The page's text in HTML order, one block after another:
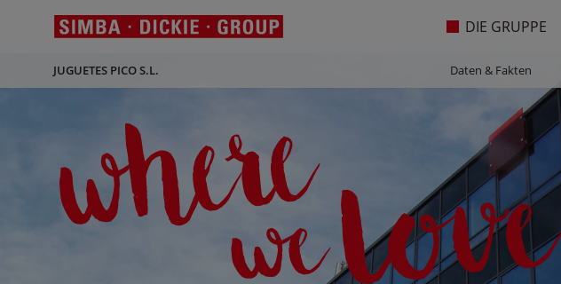
DIE GRUPPE
JUGUETES PICO S.L. Daten & Fakten